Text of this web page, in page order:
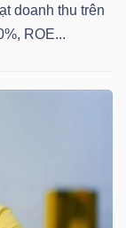
doanh thu trên
ROE...